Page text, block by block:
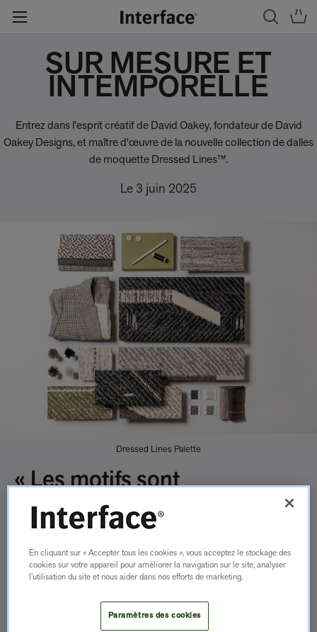
SUR MESURE ET
INTEMPORELLE
Entrez dans l'esprit créatif de David Oakey, fondateur de David
Oakey Designs, et maître d'œuvre de la nouvelle collection de dalles
de moquette Dressed Lines™.
Le 3 juin 2025
Dressed Lines Palette
« Les motifs sont
sophistiqués, de petite
échelle et
à très contrastés. Il est
années 1950 nous a
En cliquant sur « Accepter tous les cookies », vous acceptez le stockage des
cookies sur votre appareil pour améliorer la navigation sur le site, analyser
l’utilisation du site et nous aider dans nos efforts de marketing.
Paramètres des cookies